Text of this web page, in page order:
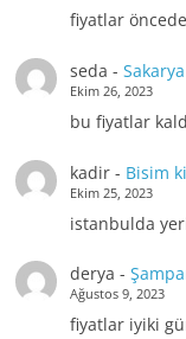
fiyatlar
seda -
Ekim 26, 2023
bu fiyatlar
kadir- Bisim
Ekim 25, 2023
istanbulda
derya -
Ağustos 9, 2023
fiyatlar iyiki